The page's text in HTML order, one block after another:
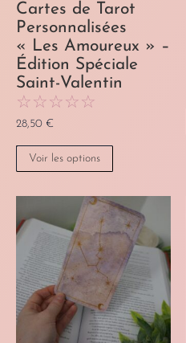
Cartes de Tarot
Personnalisées
« Les Amoureux » –
Édition Spéciale
Saint-Valentin
☆☆☆☆☆
28,50 €
Voir les options